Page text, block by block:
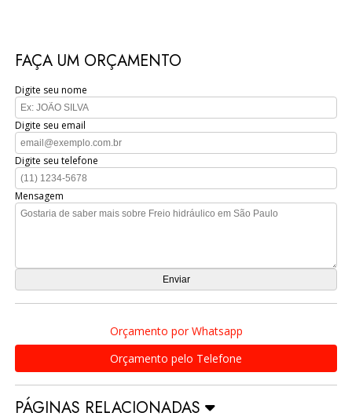
FAÇA UM ORÇAMENTO
Digite seu nome
Digite seu email
Digite seu telefone
Mensagem
Orçamento por Whatsapp
Orçamento pelo Telefone
PÁGINAS RELACIONADAS